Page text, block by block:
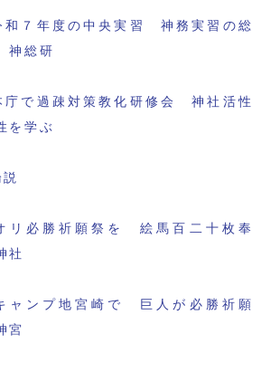
和７年度の中央実習 神務実習の総
神総研
庁で過疎対策教化研修会 神社活性
を学ぶ
リ必勝祈願祭を 絵馬百二十枚奉
社
ャンプ地宮崎で 巨人が必勝祈願
宮